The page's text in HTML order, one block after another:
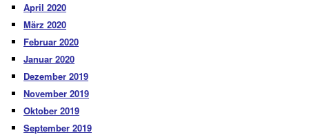
April 2020
März 2020
Februar 2020
Januar 2020
Dezember 2019
November 2019
Oktober 2019
September 2019